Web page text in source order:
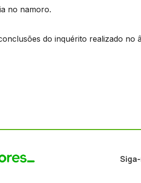
no namoro.
do inquérito realizado no